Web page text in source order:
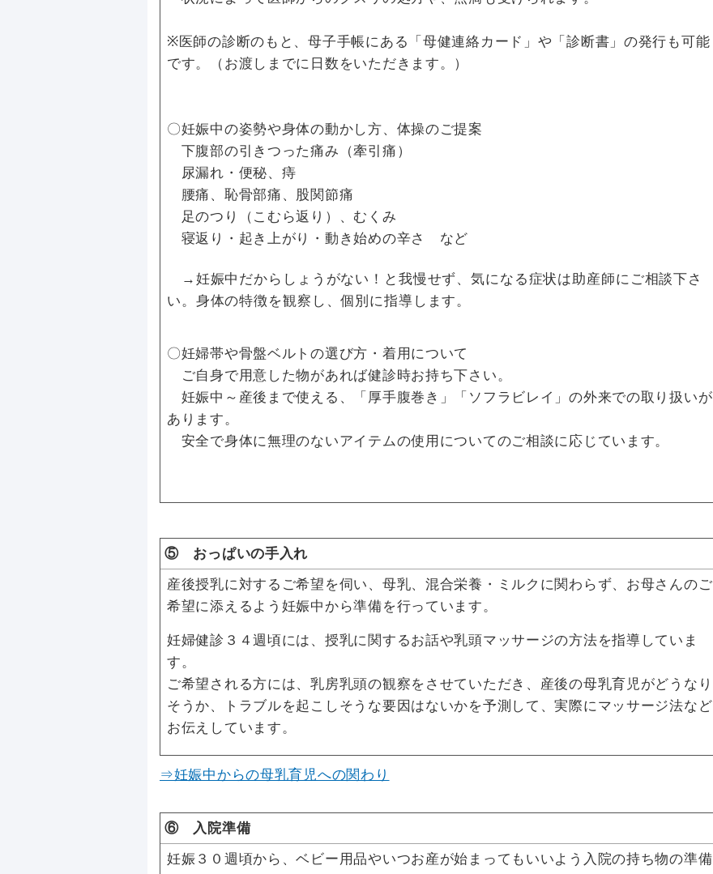
※医師の診断のもと、母子手帳にある「母健連絡カード」や「診断書」の発行も可能
です。（お渡しまでに日数をいただきます。）
〇妊娠中の姿勢や身体の動かし方、体操のご提案
下腹部の引きつった痛み（牽引痛）
尿漏れ・便秘、痔
腰痛、恥骨部痛、股関節痛
足のつり（こむら返り）、むくみ
寝返り・起き上がり・動き始めの辛さ など
→妊娠中だからしょうがない！と我慢せず、気になる症状は助産師にご相談下さ
い。身体の特徴を観察し、個別に指導します。
〇妊婦帯や骨盤ベルトの選び方・着用について
ご自身で用意した物があれば健診時お持ち下さい。
妊娠中～産後まで使える、「厚手腹巻き」「ソフラビレイ」の外来での取り扱いが
あります。
安全で身体に無理のないアイテムの使用についてのご相談に応じています。
⑤ おっぱいの手入れ
産後授乳に対するご希望を伺い、母乳、混合栄養・ミルクに関わらず、お母さんのご
希望に添えるよう妊娠中から準備を行っています。
妊婦健診３４週頃には、授乳に関するお話や乳頭マッサージの方法を指導していま
す。
ご希望される方には、乳房乳頭の観察をさせていただき、産後の母乳育児がどうなり
そうか、トラブルを起こしそうな要因はないかを予測して、実際にマッサージ法など
お伝えしています。
⇒妊娠中からの母乳育児への関わり
⑥ 入院準備
妊娠３０週頃から、ベビー用品やいつお産が始まってもいいよう入院の持ち物の準備